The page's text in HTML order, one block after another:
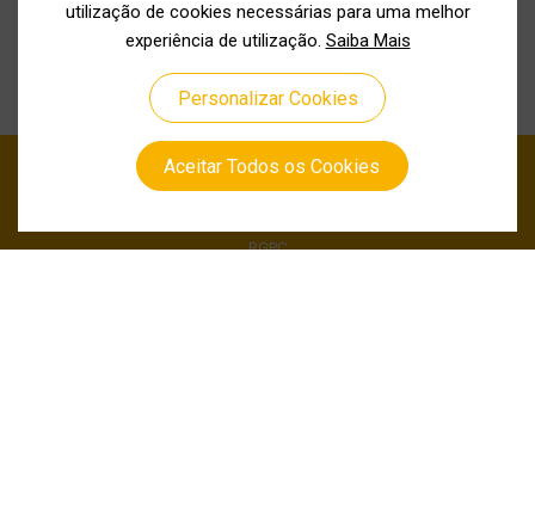
Política de Privacidade
RGPC
utilização de cookies necessárias para uma melhor
experiência de utilização. Saiba Mais
Personalizar Cookies
Aceitar Todos os Cookies